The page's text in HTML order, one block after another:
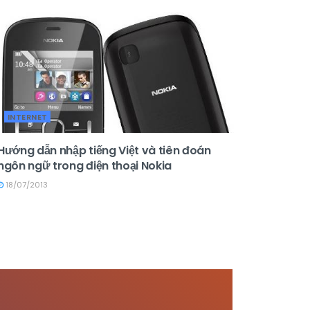
INTERNET
dẫn nhập tiếng Việt và tiên đoán
ngữ trong điện thoại Nokia
18/07/2013